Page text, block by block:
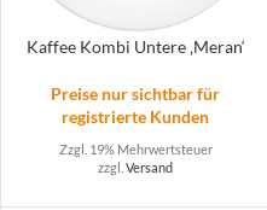
Kaffee Kombi Untere ‚Meran‘
Preise nur sichtbar für
registrierte Kunden
Zzgl. 19% Mehrwertsteuer
zzgl.Versand